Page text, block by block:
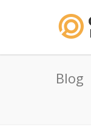
Blog